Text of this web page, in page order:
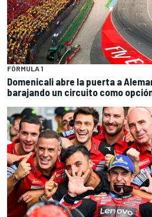
FÓRMULA 1
Domenicali abre la puerta a
barajando un circuito como